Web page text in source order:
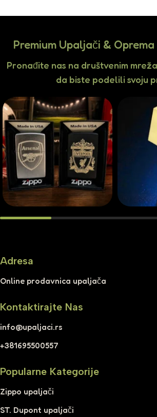
Premium Upaljači &
Pronađite nas na društvenim
da biste podelili svoju
Adresa
Online prodavnica upaljača
Kontaktirajte Nas
info@upaljaci.rs
+381695500557
Popularne Kategorije
Zippo upaljači
ST. Dupont upaljači